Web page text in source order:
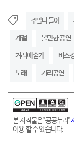
주말나들이
계절 볼만한 공연
거리예술가 버스
노래 거리공연
본 저작물은 "공공누리"
이용 할 수 있습니다.